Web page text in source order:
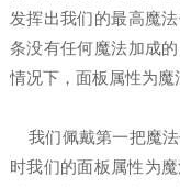
发挥出我们的最高魔
条没有任何魔法加成
情况下，面板属性为魔
我们佩戴第一把魔法
时我们的面板属性为